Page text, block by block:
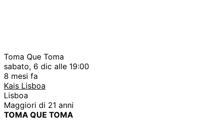
Toma Que Toma
sabato, 6 dic alle 19:00
8 mesi fa
Kais Lisboa
Lisboa
Maggiori di 21 anni
TOMA QUE TOMA